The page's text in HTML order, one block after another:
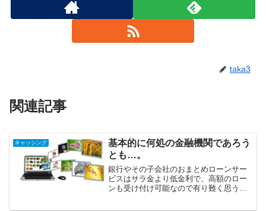
taka3
関連記事
キャッシング
基本的に何処の金融機関であろう
とも…。
銀行やその子会社のおまとめローンサー
ビスはサラ金より低金利で、高額のロー
ンも受け付け可能なので有り難く思うの